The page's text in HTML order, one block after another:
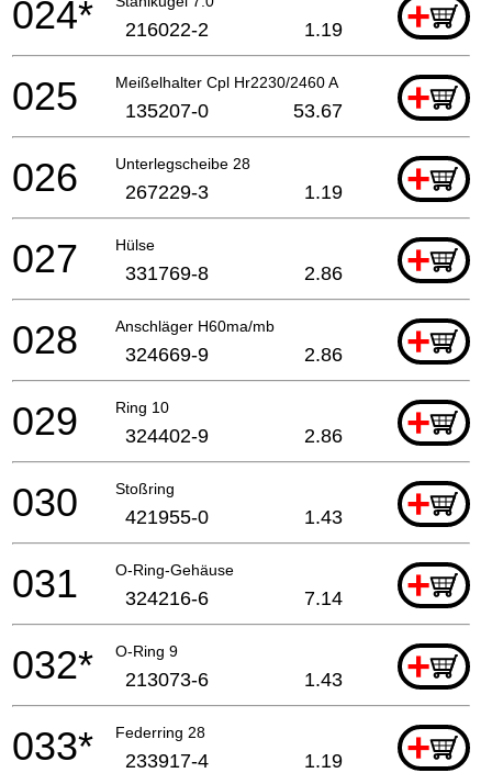
+
024* 216022-2 1.19
Meißelhalter Cpl Hr2230/2460 A +
025 135207-0 53.67
Unterlegscheibe 28 +
026 267229-3 1.19
Hülse +
027 331769-8 2.86
Anschläger H60ma/mb +
028 324669-9 2.86
Ring 10 +
029 324402-9 2.86
Stoßring +
030 421955-0 1.43
O-Ring-Gehäuse +
031 324216-6 7.14
O-Ring 9 +
032* 213073-6 1.43
Federring 28 +
033* 233917-4 1.19